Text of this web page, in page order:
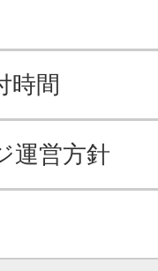
時間
運営方針